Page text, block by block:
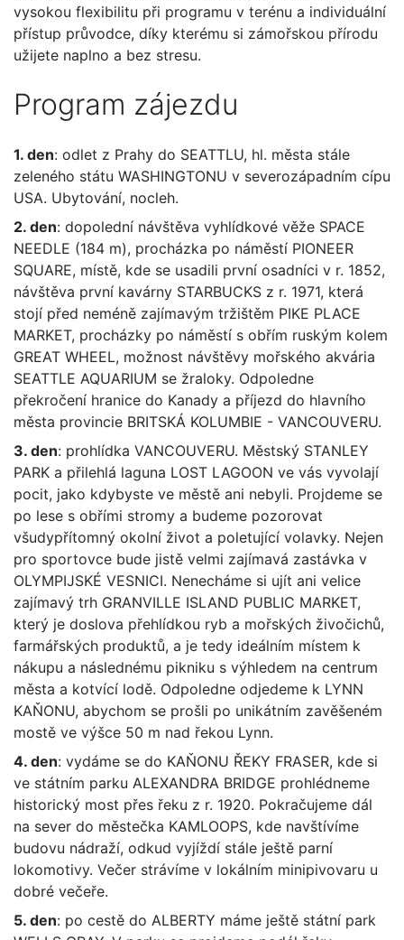
vysokou flexibilitu při programu v terénu a individuální
přístup průvodce, díky kterému si zámořskou přírodu
užijete naplno a bez stresu.
Program zájezdu
1. den: odlet z Prahy do SEATTLU, hl. města stále
zeleného státu WASHINGTONU v severozápadním cípu
USA. Ubytování, nocleh.
2. den: dopolední návštěva vyhlídkové věže SPACE
NEEDLE (184 m), procházka po náměstí PIONEER
SQUARE, místě, kde se usadili první osadníci v r. 1852,
návštěva první kavárny STARBUCKS z r. 1971, která
stojí před neméně zajímavým tržištěm PIKE PLACE
MARKET, procházky po náměstí s obřím ruským kolem
GREAT WHEEL, možnost návštěvy mořského akvária
SEATTLE AQUARIUM se žraloky. Odpoledne
překročení hranice do Kanady a příjezd do hlavního
města provincie BRITSKÁ KOLUMBIE - VANCOUVERU.
3. den: prohlídka VANCOUVERU. Městský STANLEY
PARK a přilehlá laguna LOST LAGOON ve vás vyvolají
pocit, jako kdybyste ve městě ani nebyli. Projdeme se
po lese s obřími stromy a budeme pozorovat
všudypřítomný okolní život a poletující volavky. Nejen
pro sportovce bude jistě velmi zajímavá zastávka v
OLYMPIJSKÉ VESNICI. Nenecháme si ujít ani velice
zajímavý trh GRANVILLE ISLAND PUBLIC MARKET,
který je doslova přehlídkou ryb a mořských živočichů,
farmářských produktů, a je tedy ideálním místem k
nákupu a následnému pikniku s výhledem na centrum
města a kotvící lodě. Odpoledne odjedeme k LYNN
KAŇONU, abychom se prošli po unikátním zavěšeném
mostě ve výšce 50 m nad řekou Lynn.
4. den: vydáme se do KAŇONU ŘEKY FRASER, kde si
ve státním parku ALEXANDRA BRIDGE prohlédneme
historický most přes řeku z r. 1920. Pokračujeme dál
na sever do městečka KAMLOOPS, kde navštívíme
budovu nádraží, odkud vyjíždí stále ještě parní
lokomotivy. Večer strávíme v lokálním minipivovaru u
dobré večeře.
5. den: po cestě do ALBERTY máme ještě státní park